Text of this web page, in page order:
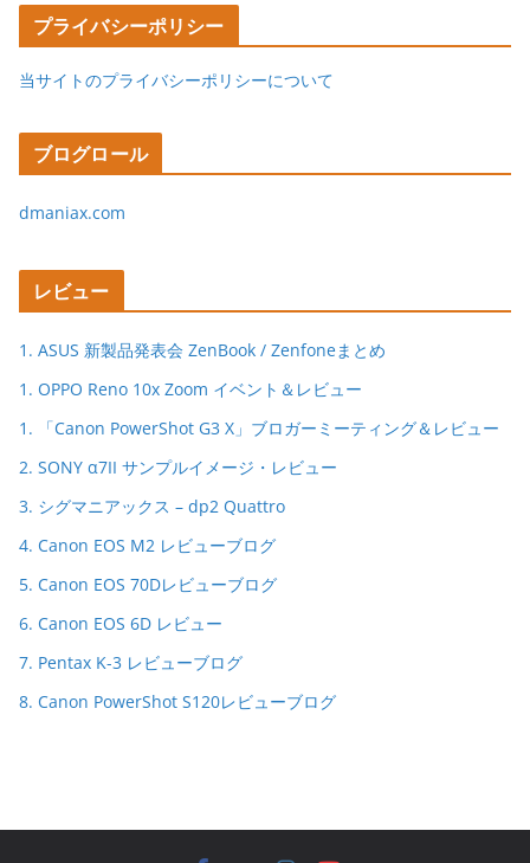
プライバシーポリシー
当サイトのプライバシーポリシーについて
ブログロール
dmaniax.com
レビュー
1. ASUS 新製品発表会 ZenBook / Zenfoneまとめ
1. OPPO Reno 10x Zoom イベント＆レビュー
1. 「Canon PowerShot G3 X」ブロガーミーティング＆レビュー
2. SONY α7II サンプルイメージ・レビュー
3. シグマニアックス – dp2 Quattro
4. Canon EOS M2 レビューブログ
5. Canon EOS 70Dレビューブログ
6. Canon EOS 6D レビュー
7. Pentax K-3 レビューブログ
8. Canon PowerShot S120レビューブログ